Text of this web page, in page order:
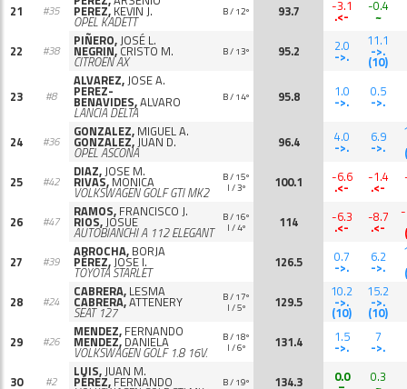
21
#35 PEREZ, KEVIN J.
OPEL KADETT
B / 12º 93.7 -3.1
.<-
-0.4
~
22 #38
PIÑERO,JOSÉ L.
NEGRIN,CRISTO M.
CITROËN AX
B / 13º 95.2 2.0
->.
11.1
->.
(10)
23 #8
ALVAREZ,JOSE A.
PEREZ-
BENAVIDES,ALVARO
LANCIA DELTA
B / 14º 95.8 1.0
->.
0.5
->.
24 #36
GONZALEZ, MIGUEL A.
GONZALEZ,JUAN D.
OPEL ASCONA
96.4 4.0
->.
6.9
->.
25
#42
DIAZ,JOSE M.
RIVAS, MONICA
VOLKSWAGEN GOLF GTI MK2
B / 15º
I / 3º 100.1 -6.6
.<-
-1.4
.<-
26 #47
RAMOS, FRANCISCO J.
RIOS,JOSUE
AUTOBIANCHI A 112 ELEGANT
B / 16º
I / 4º 114 -6.3
.<-
-8.7
.<-
27
#39
ARROCHA, BORJA
PÉREZ,JOSE I.
TOYOTA STARLET
126.5 0.7
->.
6.2
->.
28
#24
CABRERA, LESMA
CABRERA,ATTENERY
SEAT 127
B / 17º
I / 5º 129.5
10.2
->.
(10)
15.2
->.
(10)
29 #26
MENDEZ, FERNANDO
MENDEZ, DANIELA
VOLKSWAGEN GOLF 1.8 16V.
B / 18º
I / 6º 131.4 1.5
->.
7
->.
30 #2
LUIS,JUAN M.
PÉREZ, FERNANDO B / 19º 134.3 0.0 0.3